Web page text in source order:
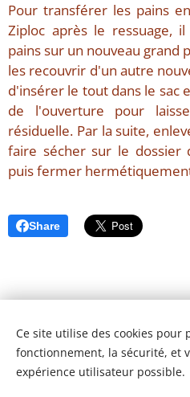
Pour transférer les pains
Ziploc après le ressuage,
pains sur un nouveau grand
les recouvrir d'un autre
d'insérer le tout dans le sac
de l'ouverture pour
résiduelle. Par la suite,
faire sécher sur le dossier
puis fermer
Share
Ce site utilise des cookies pour
fonctionnement, la sécurité, et
expérience utilisateur possible.